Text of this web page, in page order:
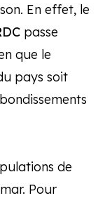
En effet, le
passe
que le
pays soit
de
Pour